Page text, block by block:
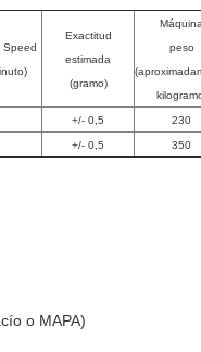
Speed
Exactitud
estimada
(gramo)
Máquina
peso
+/- 0,5 230
+/- 0,5 350
o MAPA)